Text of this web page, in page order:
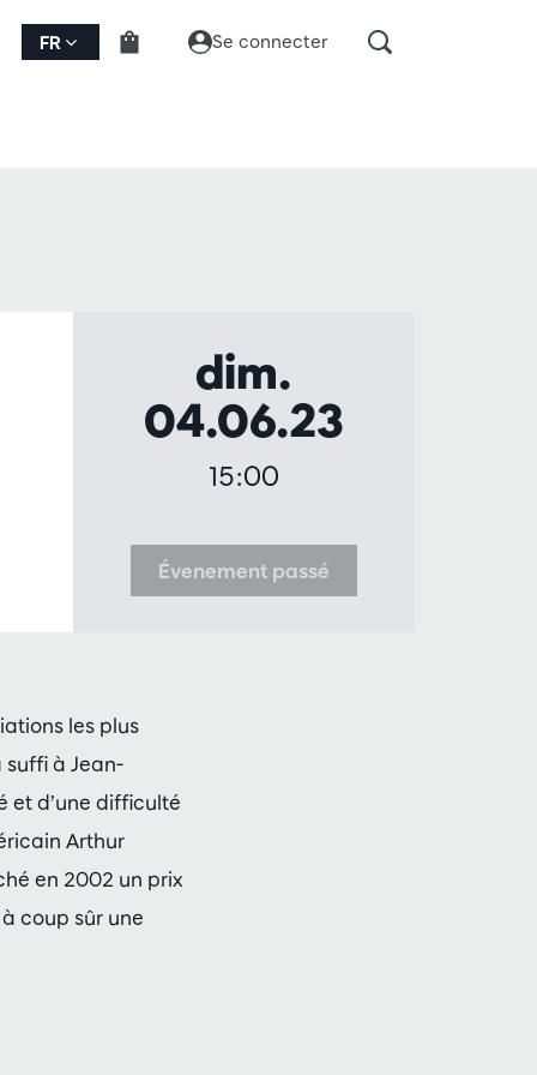
FR Se connecter
dim.
04.06.23
15:00
Évenement passé
les plus
suffi à Jean-
et d’une difficulté
Arthur
en 2002 un prix
coup sûr une